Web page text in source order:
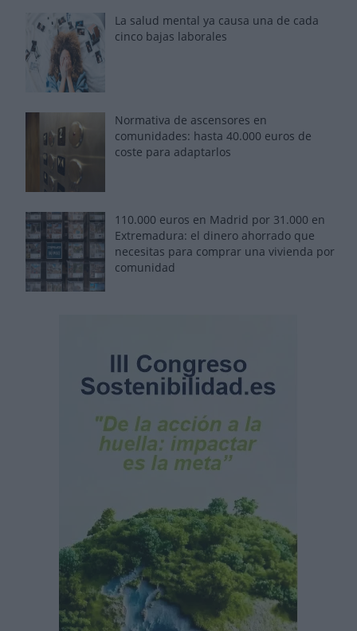
La salud mental ya causa una de cada
cinco bajas laborales
Normativa de ascensores en
comunidades: hasta 40.000 euros de
coste para adaptarlos
110.000 euros en Madrid por 31.000 en
Extremadura: el dinero ahorrado que
necesitas para comprar una vivienda por
comunidad